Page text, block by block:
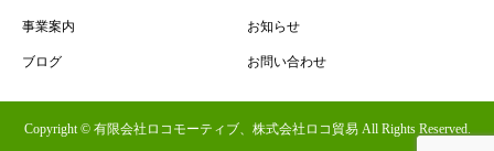
事業案内 お知らせ
ブログ お問い合わせ
Copyright © 有限会社ロコモーティブ、株式会社ロコ貿易 All Rights Reserved.